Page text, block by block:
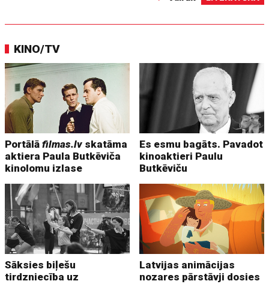
KINO/TV
Portālāfilmas.lv skatāma
aktiera Paula Butkēviča
kinolomu izlase
Es esmu bagāts. Pavadot
kinoaktieri Paulu
Butkēviču
Sāksies biļešu
tirdzniecība uz
Latvijas animācijas
nozares pārstāvji dosies